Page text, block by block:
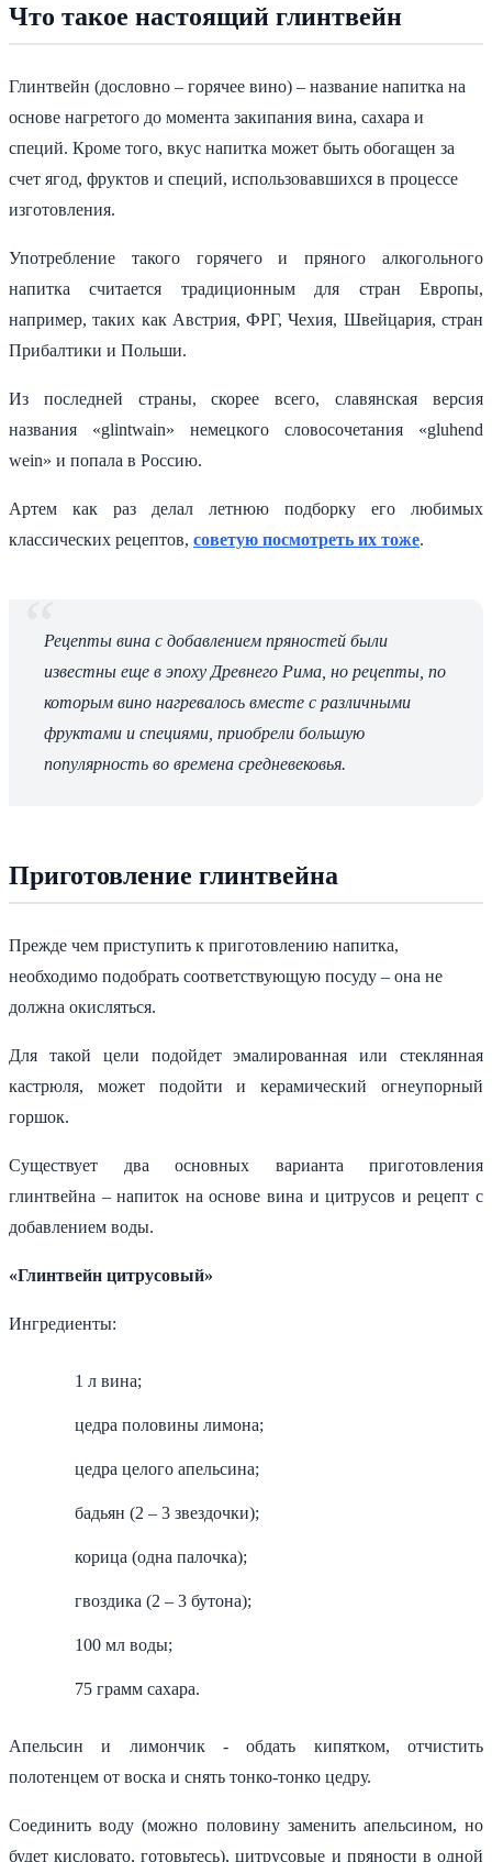
Что такое настоящий глинтвейн
Глинтвейн (дословно – горячее вино) – название напитка на
основе нагретого до момента закипания вина, сахара и
специй. Кроме того, вкус напитка может быть обогащен за
счет ягод, фруктов и специй, использовавшихся в процессе
изготовления.
Употребление такого горячего и пряного алкогольного
напитка считается традиционным для стран Европы,
например, таких как Австрия, ФРГ, Чехия, Швейцария, стран
Прибалтики и Польши.
Из последней страны, скорее всего, славянская версия
названия «glintwain» немецкого словосочетания «gluhend
wein» и попала в Россию.
Артем как раз делал летнюю подборку его любимых
классических рецептов, советую посмотреть их тоже.
Рецепты вина с добавлением пряностей были
известны еще в эпоху Древнего Рима, но рецепты, по
которым вино нагревалось вместе с различными
фруктами и специями, приобрели большую
популярность во времена средневековья.
Приготовление глинтвейна
Прежде чем приступить к приготовлению напитка,
необходимо подобрать соответствующую посуду – она не
должна окисляться.
Для такой цели подойдет эмалированная или стеклянная
кастрюля, может подойти и керамический огнеупорный
горшок.
Существует два основных варианта приготовления
глинтвейна – напиток на основе вина и цитрусов и рецепт с
добавлением воды.
«Глинтвейн цитрусовый»
Ингредиенты:
1 л вина;
цедра половины лимона;
цедра целого апельсина;
бадьян (2 – 3 звездочки);
корица (одна палочка);
гвоздика (2 – 3 бутона);
100 мл воды;
75 грамм сахара.
Апельсин и лимончик - обдать кипятком, отчистить
полотенцем от воска и снять тонко-тонко цедру.
Соединить воду (можно половину заменить апельсином, но
будет кисловато, готовьтесь), цитрусовые и пряности в одной